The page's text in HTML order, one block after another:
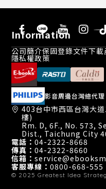
Information
公司簡介保固登錄文件下載
隱私權政策
影音周邊台灣總代理
403台中市西區台灣大
樓)
Rm. D, 6F., No. 573,
Dist., Taichung City
電話：04-2322-8668
傳真：04-2322-8660
信箱：
客服專線：0800-668-555
© 2025Greatest Idea